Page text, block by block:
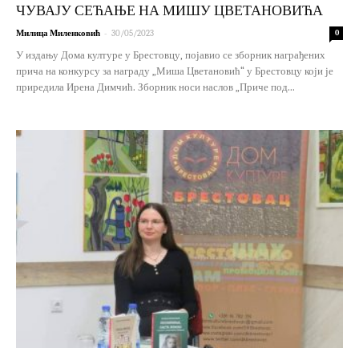
ЧУВАЈУ СЕЋАЊЕ НА МИШУ ЦВЕТАНОВИЋА
Милица Миленковић - 30/05/2023 0
У издању Дома културе у Брестовцу, појавио се зборник награђених
прича на конкурсу за награду „Миша Цветановић“ у Брестовцу који је
приредила Ирена Димчић. Зборник носи наслов „Приче под...